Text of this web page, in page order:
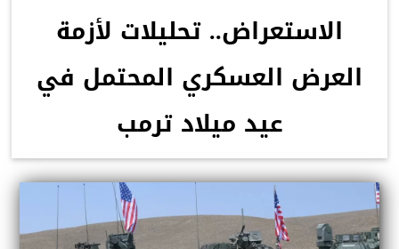
الاستعراض.. تحليلات لأزمة
العرض العسكري المحتمل في
عيد ميلاد ترمب